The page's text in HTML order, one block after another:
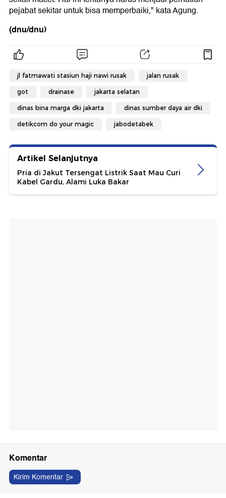
pejabat sekitar untuk bisa memperbaiki," kata Agung.
(dnu/dnu)
jl fatmawati stasiun haji nawi rusak jalan rusak
got drainase jakarta selatan
dinas bina marga dki jakarta dinas sumber daya air dki
detikcom do your magic jabodetabek
Artikel Selanjutnya
Pria di Jakut Tersengat Listrik Saat Mau Curi
Kabel Gardu, Alami Luka Bakar